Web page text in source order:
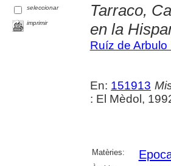
seleccionar
imprimir
Tarraco,
en la
Ruíz de
En: 151913
: El Mèdol,
Matèries: